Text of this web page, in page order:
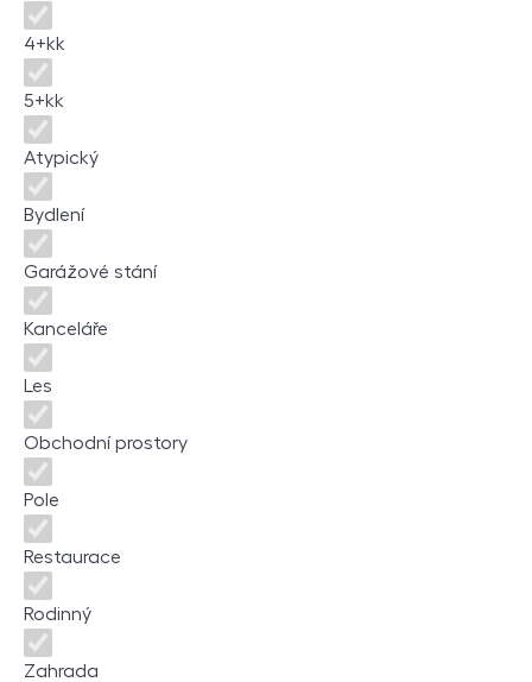
4+kk
5+kk
Atypický
Bydlení
Garážové stání
Kanceláře
Les
Obchodní prostory
Pole
Restaurace
Rodinný
Zahrada